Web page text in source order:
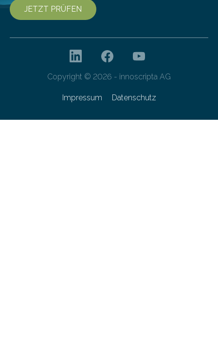
JETZT PRÜFEN
Copyright © 2026 - innoscripta AG
Impressum Datenschutz